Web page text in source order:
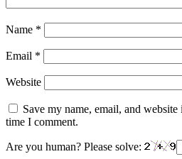
Name *
Email *
Website
Save my name, email, and
time I comment.
Are you human? Please solve: